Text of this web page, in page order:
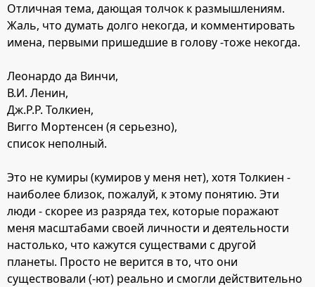
Отличная тема, дающая толчок к размышлениям.
Жаль, что думать долго некогда, и комментировать
имена, первыми пришедшие в голову -тоже некогда.
Леонардо да Винчи,
В.И. Ленин,
Дж.Р.Р. Толкиен,
Вигго Мортенсен (я серьезно),
список неполный.
Это не кумиры (кумиров у меня нет), хотя Толкиен -
наиболее близок, пожалуй, к этому понятию. Эти
люди - скорее из разряда тех, которые поражают
меня масштабами своей личности и деятельности
настолько, что кажутся существами с другой
планеты. Просто не верится в то, что они
существовали (-ют) реально и смогли действительно